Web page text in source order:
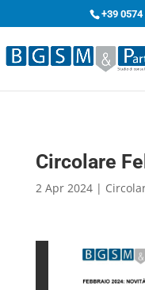
+39
Circolare
2 Apr 2024|